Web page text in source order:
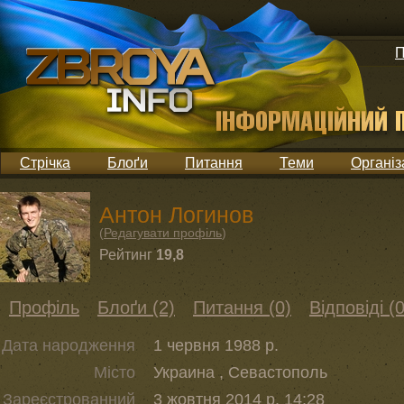
Стрічка Блоґи Питання Теми
Антон Логинов
(Редагувати профіль)
Рейтинг 19,8
Профіль Блоґи (2) Питання (0) Відповіді
Дата народження
1 червня 1988 р.
Місто
Украина , Севастополь
Зареєстрованний
3 жовтня 2014 р. 14:28